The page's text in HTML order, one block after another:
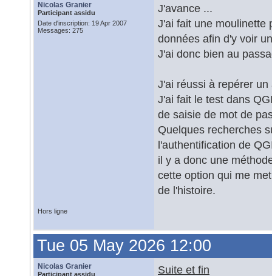
Nicolas Granier
Participant assidu
Date d'inscription: 19 Apr 2007
Messages: 275
J'avance ...
J'ai fait une moulinette
données afin d'y voir
J'ai donc bien au
J'ai réussi à repérer
J'ai fait le test dans
de saisie de mot de
Quelques recherches
l'authentification de
il y a donc une
cette option qui me
de l'histoire.
Hors ligne
Tue 05 May 2026 12:00
Nicolas Granier
Participant assidu Suite et fin